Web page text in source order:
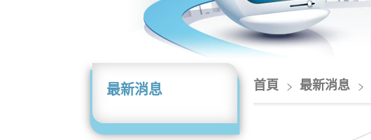
最新消息 首頁 最新消息